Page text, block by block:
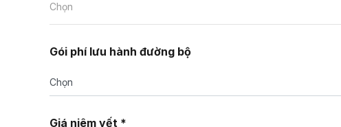
Chọn
Gói phí lưu hành đường bộ
Chọn
Giá niêm yết *